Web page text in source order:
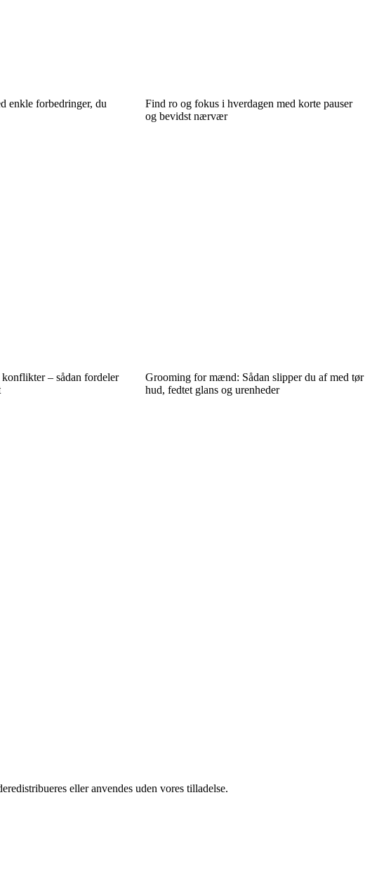
enkle forbedringer, du
Find ro og fokus i hverdagen med korte pauser
og bevidst nærvær
– sådan fordeler
Grooming for mænd: Sådan slipper du af med tør
hud, fedtet glans og urenheder
eller anvendes uden vores tilladelse.